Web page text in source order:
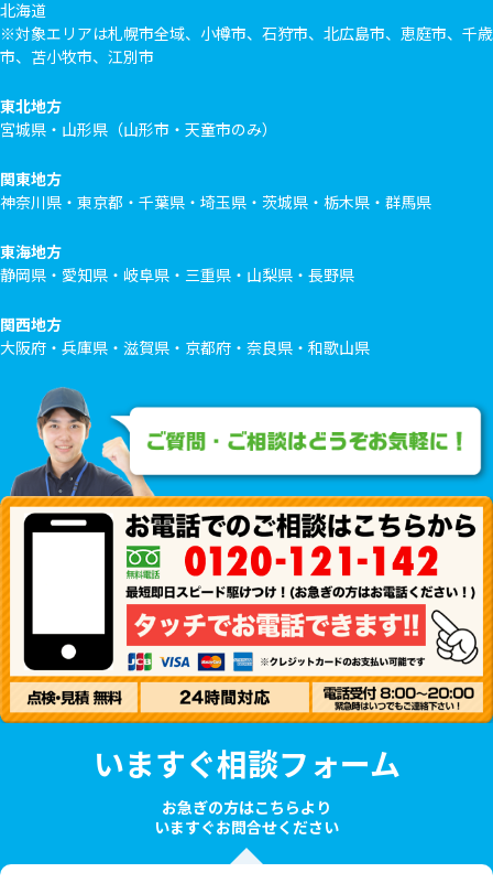
北海道
※対象エリアは札幌市全域、小樽市、石狩市、北広島市、恵庭市、千歳
市、苫小牧市、江別市
東北地方
宮城県・山形県（山形市・天童市のみ）
関東地方
神奈川県・東京都・千葉県・埼玉県・茨城県・栃木県・群馬県
東海地方
静岡県・愛知県・岐阜県・三重県・山梨県・長野県
関西地方
大阪府・兵庫県・滋賀県・京都府・奈良県・和歌山県
いますぐ相談フォーム
お急ぎの方はこちらより
いますぐお問合せください